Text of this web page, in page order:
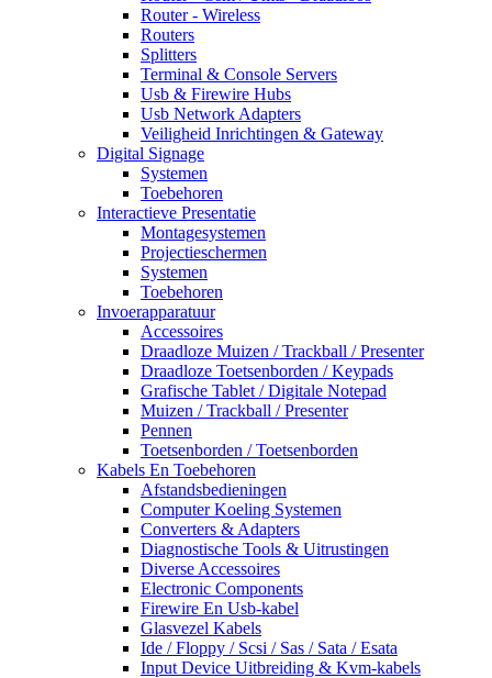
Router - Wireless
Routers
Splitters
Terminal & Console Servers
Usb & Firewire Hubs
Usb Network Adapters
Veiligheid Inrichtingen & Gateway
Digital Signage
Systemen
Toebehoren
Interactieve Presentatie
Montagesystemen
Projectieschermen
Systemen
Toebehoren
Invoerapparatuur
Accessoires
Draadloze Muizen / Trackball / Presenter
Draadloze Toetsenborden / Keypads
Grafische Tablet / Digitale Notepad
Muizen / Trackball / Presenter
Pennen
Toetsenborden / Toetsenborden
Kabels En Toebehoren
Afstandsbedieningen
Computer Koeling Systemen
Converters & Adapters
Diagnostische Tools & Uitrustingen
Diverse Accessoires
Electronic Components
Firewire En Usb-kabel
Glasvezel Kabels
Ide / Floppy / Scsi / Sas / Sata / Esata
Input Device Uitbreiding & Kvm-kabels